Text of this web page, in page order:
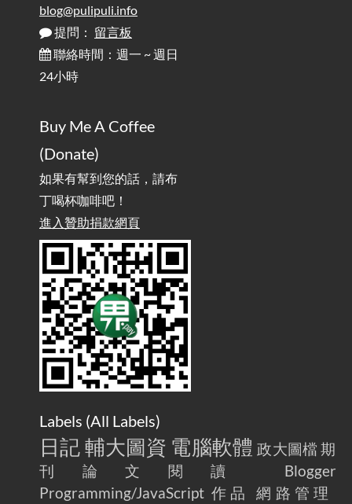
對人體工學的影響 / The Effect of Desk and Monitor Height on
Ergonomics: Why Does Typing at a Desk Often Lead to Back Pain?
行動網路無法連線？三星手機簡易解決方案
/ Mobile Network Not Connecting? Easy Solutions for Samsung
實作相容OpenAI API，但背後不是OpenAI的API服
務 / Implementing OpenAI API-Compatible Services, But Not
Powered by OpenAI
雜談：生活小技巧之用魔鬼氈避免機車鑰匙脫落吧
/ Talk: Use Velcro to Prevent Your Motorcycle Key From Falling
AdGuard Home不只是拿來擋廣告/ AdGuard
Home Is More Than Just an Ad Blocker
blog@pulipuli.info
提問： 留言板
聯絡時間：週一 ~ 週日
24小時
Buy Me A Coffee
(Donate)
如果有幫到您的話，請布
丁喝杯咖啡吧！
進入贊助捐款網頁
Labels (All Labels)
日記 輔大圖資 電腦軟體 政大圖檔 期
刊論文閱讀
Blogger
Programming/JavaScript 作品
網路管理